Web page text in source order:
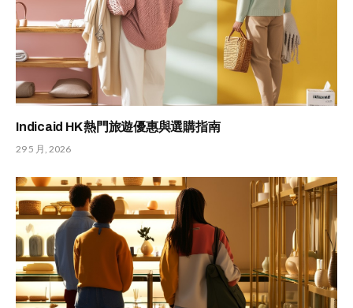
Indicaid HK 熱門旅遊優惠與選購指南
29 5 月, 2026